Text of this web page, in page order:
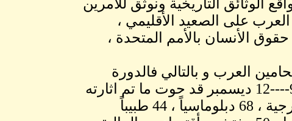
المسلمين في يونيو1989، -من واقع الوثائق التاريخية ونوثق للأمرين
على الصعيد الأقليمي ،
الأنسان بالأمم المتحدة ،
العرب و بالتالي فالدورة
التالية لعام 1989 – المنعقدة في صنعاء في الفترة9----12 ديسمبر قد حوت ما تم اثارته
سابقاً بأضافة التنوير حول فصل 14 سفيراً من الخارجية ، 68 دبلوماسياً ، 44 طبيباً